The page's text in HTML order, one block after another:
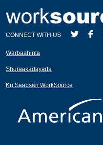
CONNECT WITH US
Warbaahinta
Shuraakadayada
Ku Saabsan WorkSource